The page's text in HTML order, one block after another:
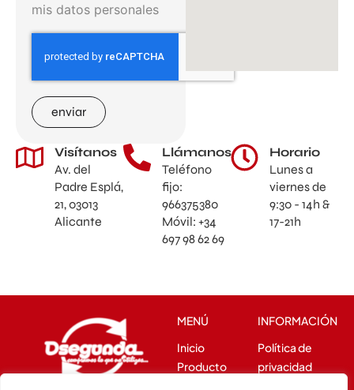
mis datos personales
enviar
Visítanos
Av. del
Padre Esplá,
21, 03013
Alicante
Llámanos
Teléfono
fijo:
966375380
Móvil: +34
697 98 62 69
Horario
Lunes a
viernes de
9:30 - 14h &
17-21h
MENÚ
Inicio
Producto
INFORMACIÓN
Política de
privacidad